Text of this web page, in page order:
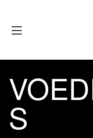
S